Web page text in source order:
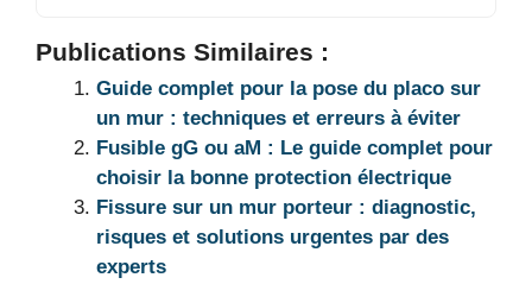
Publications Similaires :
Guide complet pour la pose du placo sur
un mur : techniques et erreurs à éviter
Fusible gG ou aM : Le guide complet pour
choisir la bonne protection électrique
Fissure sur un mur porteur : diagnostic,
risques et solutions urgentes par des
experts